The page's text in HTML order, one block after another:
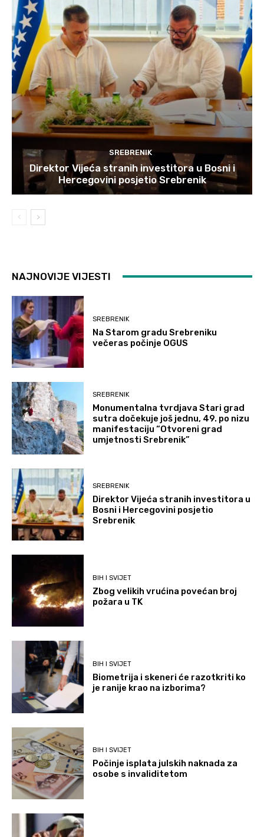
SREBRENIK
Direktor Vijeća stranih investitora u Bosni i
Hercegovini posjetio Srebrenik
NAJNOVIJE VIJESTI
SREBRENIK
Na Starom gradu Srebreniku
večeras počinje OGUS
SREBRENIK
Monumentalna tvrdjava Stari grad
sutra dočekuje još jednu, 49. po nizu
manifestaciju “Otvoreni grad
umjetnosti Srebrenik”
SREBRENIK
Direktor Vijeća stranih investitora u
Bosni i Hercegovini posjetio
Srebrenik
BIH I SVIJET
Zbog velikih vrućina povećan broj
požara u TK
BIH I SVIJET
Biometrija i skeneri će razotkriti ko
je ranije krao na izborima?
BIH I SVIJET
Počinje isplata julskih naknada za
osobe s invaliditetom